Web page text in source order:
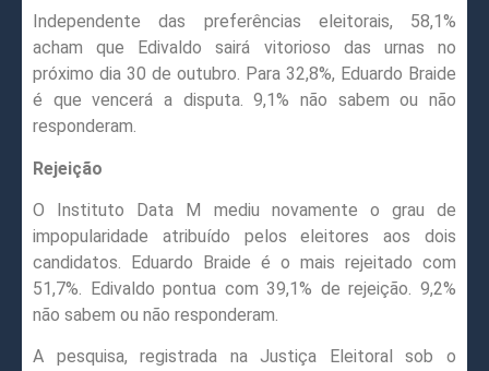
Independente das preferências eleitorais, 58,1%
acham que Edivaldo sairá vitorioso das urnas no
próximo dia 30 de outubro. Para 32,8%, Eduardo Braide
é que vencerá a disputa. 9,1% não sabem ou não
responderam.
Rejeição
O Instituto Data M mediu novamente o grau de
impopularidade atribuído pelos eleitores aos dois
candidatos. Eduardo Braide é o mais rejeitado com
51,7%. Edivaldo pontua com 39,1% de rejeição. 9,2%
não sabem ou não responderam.
A pesquisa, registrada na Justiça Eleitoral sob o